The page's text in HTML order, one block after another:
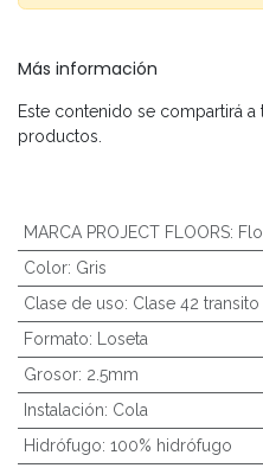
Más información
Este contenido se compartirá
productos.
MARCA PROJECT FLOORS:
Color: Gris
Clase de uso: Clase 42
Formato: Loseta
Grosor: 2.5mm
Instalación: Cola
Hidrófugo: 100% hidrófugo